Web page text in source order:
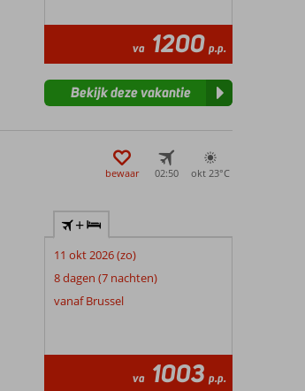
va 1200 p.p.
Bekijk deze vakantie
bewaar 02:50 okt 23°C
+
11 okt 2026 (zo)
8 dagen (7 nachten)
vanaf Brussel
va 1003 p.p.